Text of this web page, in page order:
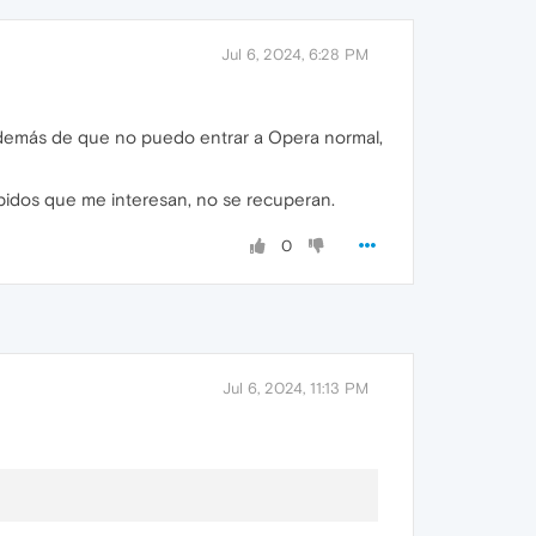
Jul 6, 2024, 6:28 PM
de que no puedo entrar a Opera normal,
que me interesan, no se recuperan.
0
Jul 6, 2024, 11:13 PM